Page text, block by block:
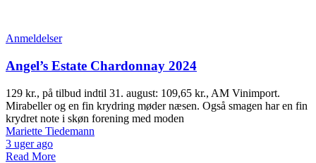
Anmeldelser
Angel’s Estate Chardonnay 2024
129 kr., på tilbud indtil 31. august: 109,65 kr., AM Vinimport.
Mirabeller og en fin krydring møder næsen. Også smagen har en fin
krydret note i skøn forening med moden
Mariette Tiedemann
3 uger ago
Read More